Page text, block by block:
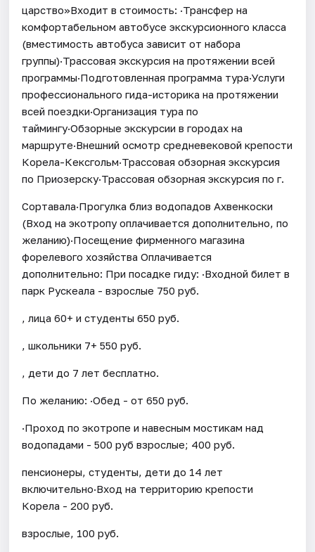
царство»Входит в стоимость: ·Трансфер на
комфортабельном автобусе экскурсионного класса
(вместимость автобуса зависит от набора
группы)·Трассовая экскурсия на протяжении всей
программы·Подготовленная программа тура·Услуги
профессионального гида-историка на протяжении
всей поездки·Организация тура по
таймингу·Обзорные экскурсии в городах на
маршруте·Внешний осмотр средневековой крепости
Корела-Кексгольм·Трассовая обзорная экскурсия
по Приозерску·Трассовая обзорная экскурсия по г.
Сортавала·Прогулка близ водопадов Ахвенкоски
(Вход на экотропу оплачивается дополнительно, по
желанию)·Посещение фирменного магазина
форелевого хозяйства Оплачивается
дополнительно: При посадке гиду: ·Входной билет в
парк Рускеала - взрослые 750 руб.
, лица 60+ и студенты 650 руб.
, школьники 7+ 550 руб.
, дети до 7 лет бесплатно.
По желанию: ·Обед - от 650 руб.
·Проход по экотропе и навесным мостикам над
водопадами - 500 руб взрослые; 400 руб.
пенсионеры, студенты, дети до 14 лет
включительно·Вход на территорию крепости
Корела - 200 руб.
взрослые, 100 руб.